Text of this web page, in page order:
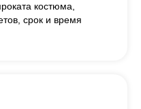
костюма,
срок и время